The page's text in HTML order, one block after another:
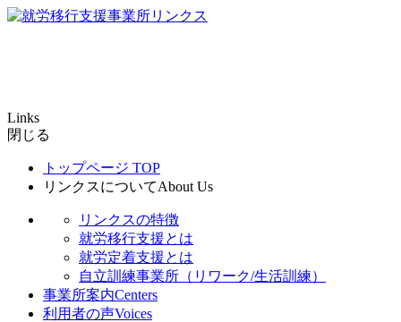
Links
閉じる
トップページ TOP
リンクスについてAbout Us
リンクスの特徴
就労移行支援とは
就労定着支援とは
自立訓練事業所（リワーク/生活訓練）
事業所案内Centers
利用者の声Voices